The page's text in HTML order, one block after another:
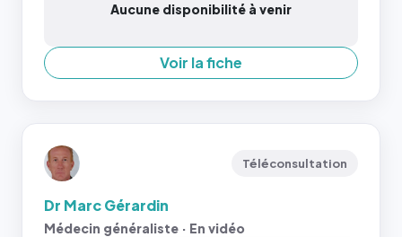
Aucune disponibilité à venir
Voir la fiche
Téléconsultation
Dr Marc Gérardin
Médecin généraliste · En vidéo